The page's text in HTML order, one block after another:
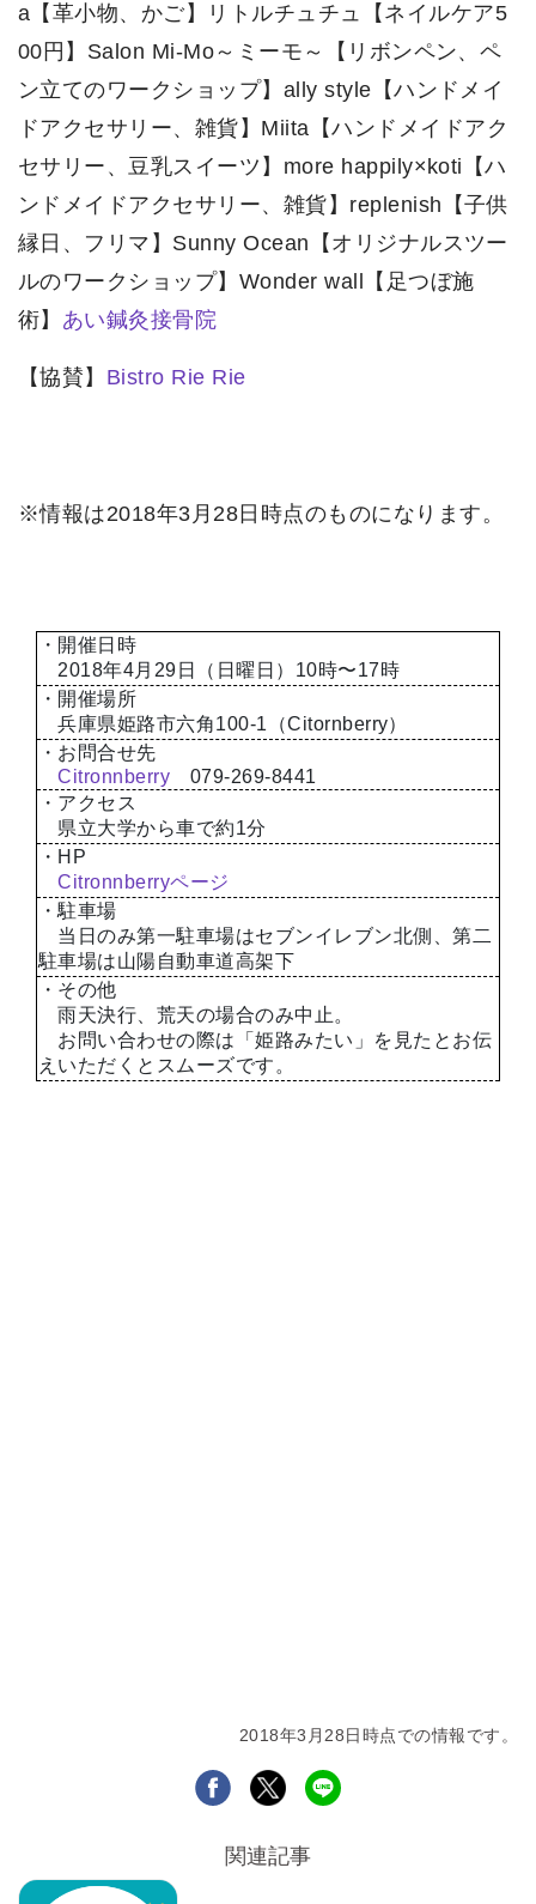
a【革小物、かご】リトルチュチュ【ネイルケア5
00円】Salon Mi-Mo～ミーモ～【リボンペン、ペ
ン立てのワークショップ】ally style【ハンドメイ
ドアクセサリー、雑貨】Miita【ハンドメイドアク
セサリー、豆乳スイーツ】more happily×koti【ハ
ンドメイドアクセサリー、雑貨】replenish【子供
縁日、フリマ】Sunny Ocean【オリジナルスツー
ルのワークショップ】Wonder wall【足つぼ施
術】 あい鍼灸接骨院
【協賛】 Bistro Rie Rie
※情報は2018年3月28日時点のものになります。
・開催日時
2018年4月29日（日曜日）10時〜17時
・開催場所
兵庫県姫路市六角100-1（Citornberry）
・お問合せ先
Citronnberry 079-269-8441
・アクセス
県立大学から車で約1分
・HP
Citronnberryページ
・駐車場
当日のみ第一駐車場はセブンイレブン北側、第二
駐車場は山陽自動車道高架下
・その他
雨天決行、荒天の場合のみ中止。
お問い合わせの際は「姫路みたい」を見たとお伝
えいただくとスムーズです。
2018年3月28日時点での情報です。
関連記事